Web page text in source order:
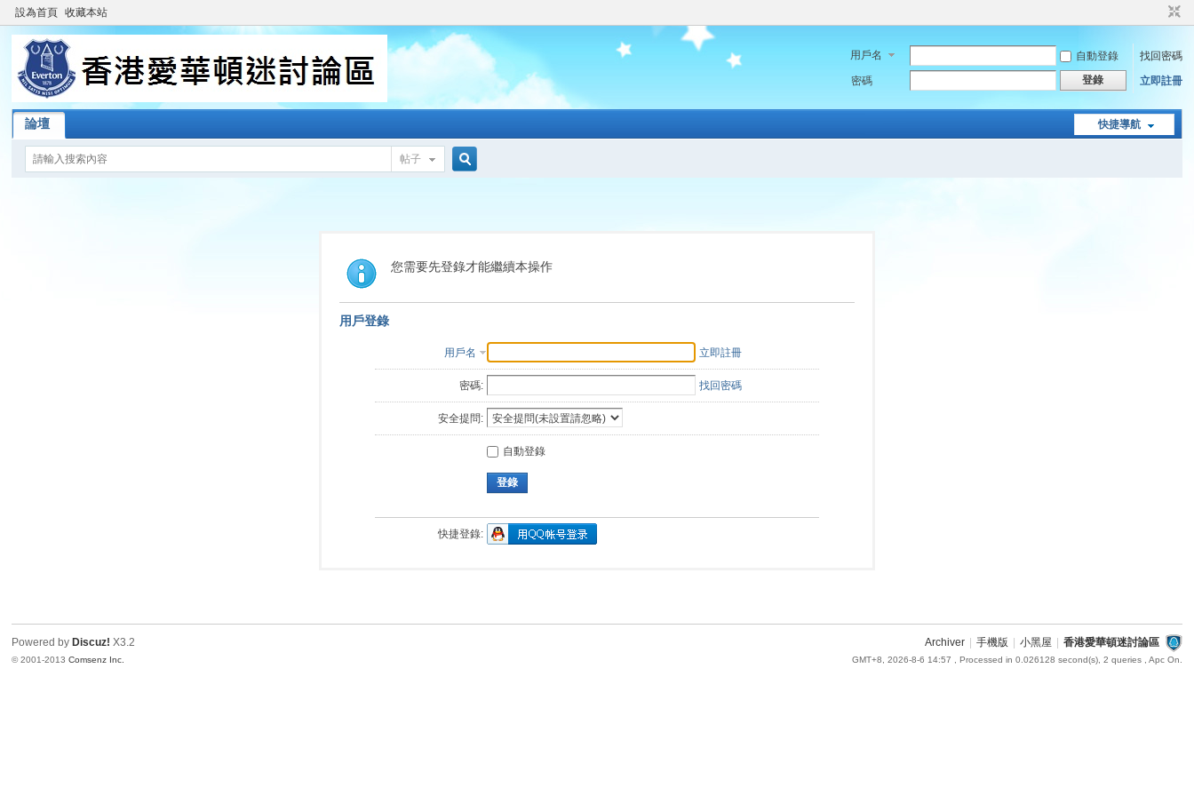
設為首頁 收藏本站
用戶名 自動登錄
找回密碼
密碼
登錄 立即註冊
快捷導航
論壇
帖子
索
您需要先登錄才能繼續本操作
用戶登錄
用戶名 立即註冊
密碼: 找回密碼
安全提問:
自動登錄
登錄
快捷登錄:
Archiver 手機版 小黑屋 香港愛華頓迷討論區
GMT+8, 2026-8-6 14:57 , Processed in 0.026128 second(s), 2 queries , Apc On.
Powered by Discuz! X3.2
© 2001-2013Comsenz Inc.